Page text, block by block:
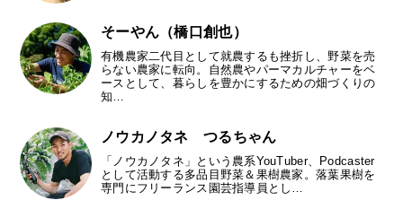
そーやん（橋口創也）
有機農家二代目として就農するも挫折し、野菜を売
らない農家に転向。自然農やパーマカルチャーをベ
ースとして、暮らしを豊かにするための畑づくりの
知…
ノウカノタネ つるちゃん
「ノウカノタネ」という農系YouTuber、Podcaster
として活動する多品目野菜＆果樹農家。落葉果樹を
専門にフリーランス園芸指導員とし…